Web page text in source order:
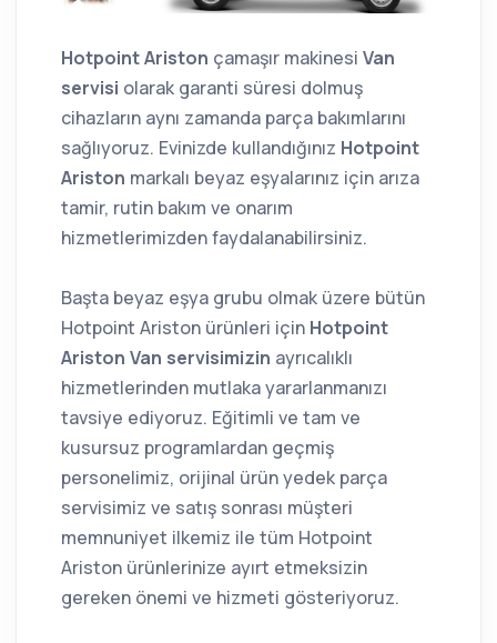
Hotpoint Ariston çamaşır makinesi Van
servisi olarak garanti süresi dolmuş
cihazların aynı zamanda parça bakımlarını
sağlıyoruz. Evinizde kullandığınız Hotpoint
Ariston markalı beyaz eşyalarınız için arıza
tamir, rutin bakım ve onarım
hizmetlerimizden faydalanabilirsiniz.
Başta beyaz eşya grubu olmak üzere bütün
Hotpoint Ariston ürünleri için Hotpoint
Ariston Van servisimizin ayrıcalıklı
hizmetlerinden mutlaka yararlanmanızı
tavsiye ediyoruz. Eğitimli ve tam ve
kusursuz programlardan geçmiş
personelimiz, orijinal ürün yedek parça
servisimiz ve satış sonrası müşteri
memnuniyet ilkemiz ile tüm Hotpoint
Ariston ürünlerinize ayırt etmeksizin
gereken önemi ve hizmeti gösteriyoruz.